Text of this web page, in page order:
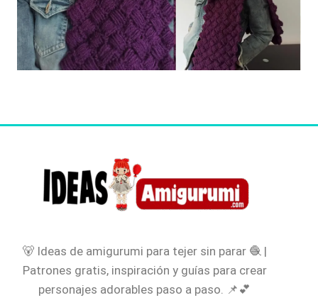
🐻 Ideas de amigurumi para tejer sin parar 🧶 |
Patrones gratis, inspiración y guías para crear
personajes adorables paso a paso. 📌💕